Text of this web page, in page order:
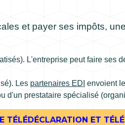
et payer ses impôts,
L'entreprise peut faire ses
Les partenaires EDI envoient
d'un prestataire spécialisé
TÉLÉDÉCLARATION ET